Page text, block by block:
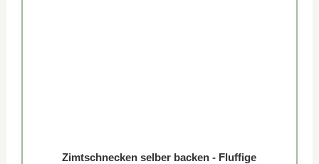
Zimtschnecken selber backen - Fluffige